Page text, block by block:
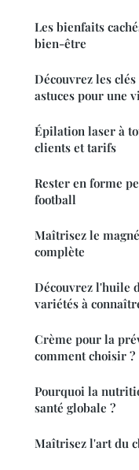
Les bienfaits
bien-être
Découvrez les
astuces pour une
Épilation laser à
clients et tarifs
Rester en forme
football
Maîtrisez le
complète
Découvrez l'huile
variétés à
Crème pour la
comment choisir ?
Pourquoi la
santé globale ?
Maîtrisez l'art du